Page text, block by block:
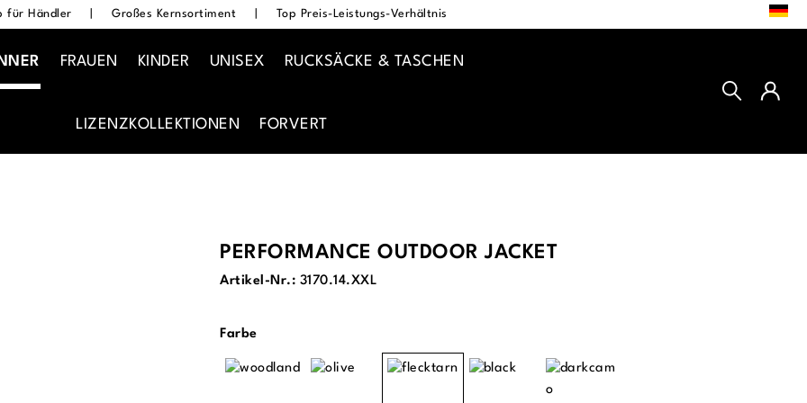
für Händler Großes Kernsortiment Top Preis-Leistungs-Verhältnis
FRAUEN KINDER UNISEX RUCKSÄCKE & TASCHEN
LIZENZKOLLEKTIONEN FORVERT
PERFORMANCE OUTDOOR JACKET
Artikel-Nr.: 3170.14.XXL
Farbeauswählen